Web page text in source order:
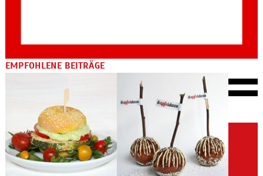
EMPFOHLENE BEITRÄGE